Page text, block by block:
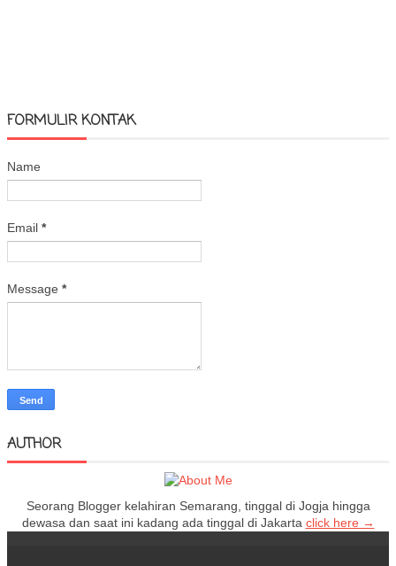
FORMULIR KONTAK
Name
Email *
Message *
AUTHOR
Seorang Blogger kelahiran Semarang, tinggal di Jogja hingga
dewasa dan saat ini kadang ada tinggal di Jakarta click here →